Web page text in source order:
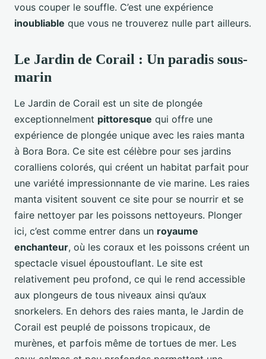
vous couper le souffle. C’est une expérience
inoubliable que vous ne trouverez nulle part ailleurs.
Le Jardin de Corail : Un paradis sous-
marin
Le Jardin de Corail est un site de plongée
exceptionnelment pittoresque qui offre une
expérience de plongée unique avec les raies manta
à Bora Bora. Ce site est célèbre pour ses jardins
coralliens colorés, qui créent un habitat parfait pour
une variété impressionnante de vie marine. Les raies
manta visitent souvent ce site pour se nourrir et se
faire nettoyer par les poissons nettoyeurs. Plonger
ici, c’est comme entrer dans un royaume
enchanteur, où les coraux et les poissons créent un
spectacle visuel époustouflant. Le site est
relativement peu profond, ce qui le rend accessible
aux plongeurs de tous niveaux ainsi qu’aux
snorkelers. En dehors des raies manta, le Jardin de
Corail est peuplé de poissons tropicaux, de
murènes, et parfois même de tortues de mer. Les